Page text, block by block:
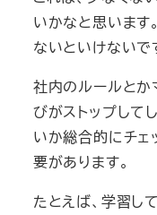
いかなと思います
ないといけないで
社内のルールとか
びがストップして
いか総合的にチェ
要があります。
たとえば、学習し